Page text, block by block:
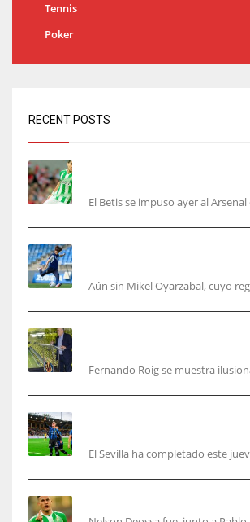
Tennis
Poker
RECENT POSTS
El Betis se impuso ayer al Arsenal
Aún sin Mikel Oyarzabal, cuyo
Fernando Roig se muestra
El Sevilla ha completado este